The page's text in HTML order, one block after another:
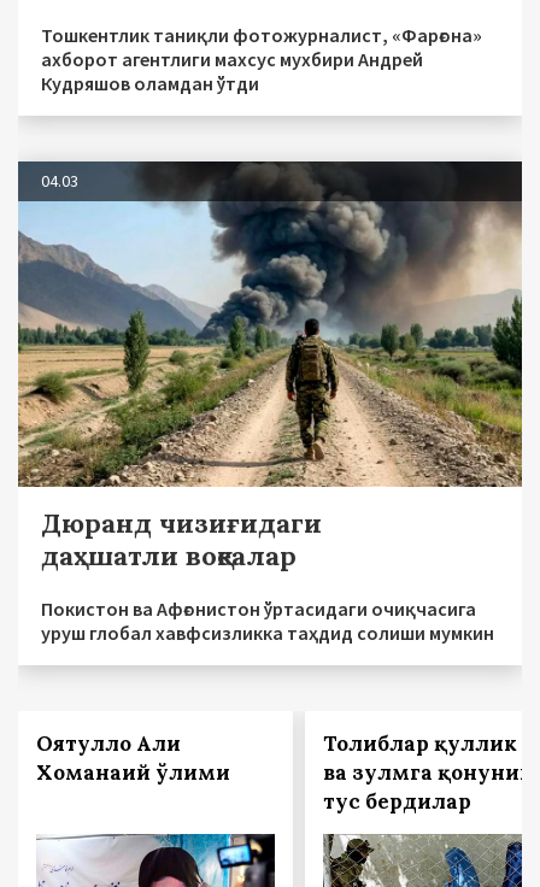
Тошкентлик таниқли фотожурналист, «Фарғона»
ахборот агентлиги махсус мухбири Андрей
Кудряшов оламдан ўтди
04.03
Дюранд чизиғидаги
даҳшатли воқеалар
Покистон ва Афғонистон ўртасидаги очиқчасига
уруш глобал хавфсизликка таҳдид солиши мумкин
Оятуллоҳ Али
Хоманаий ўлими
Толиблар қуллик
ва зулмга қонуний
тус бердилар